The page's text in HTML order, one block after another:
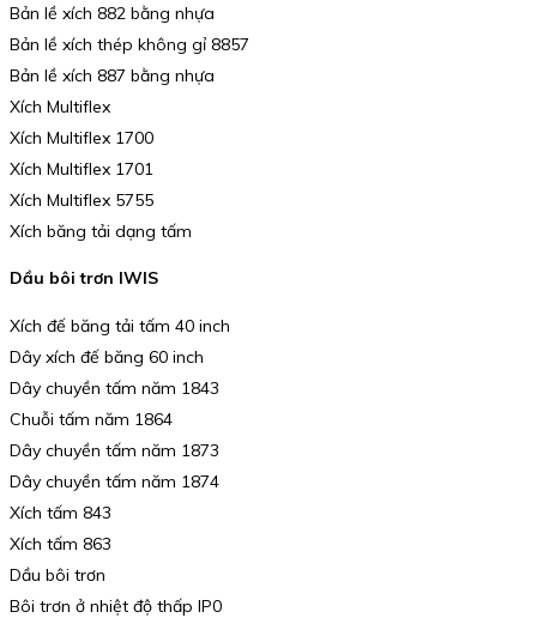
Bản lề xích 882 bằng nhựa
Bản lề xích thép không gỉ 8857
Bản lề xích 887 bằng nhựa
Xích Multiflex
Xích Multiflex 1700
Xích Multiflex 1701
Xích Multiflex 5755
Xích băng tải dạng tấm
Dầu bôi trơn IWIS
Xích đế băng tải tấm 40 inch
Dây xích đế băng 60 inch
Dây chuyền tấm năm 1843
Chuỗi tấm năm 1864
Dây chuyền tấm năm 1873
Dây chuyền tấm năm 1874
Xích tấm 843
Xích tấm 863
Dầu bôi trơn
Bôi trơn ở nhiệt độ thấp IP0